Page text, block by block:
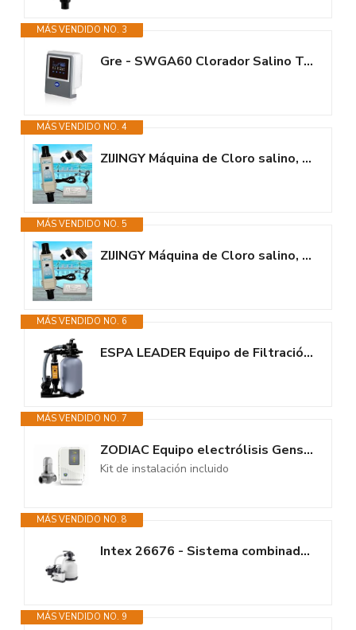
MÁS VENDIDO NO. 3
Gre - SWGA60 Clorador Salino Todo en Uno con Controlador de pH y Bomba...
MÁS VENDIDO NO. 4
ZIJINGY Máquina de Cloro salino, generador de Cloro SPA, electrolizador,...
MÁS VENDIDO NO. 5
ZIJINGY Máquina de Cloro salino, generador de Cloro SPA, electrolizador,...
MÁS VENDIDO NO. 6
ESPA LEADER Equipo de Filtración Bomba de Agua y Filtro Compact 300 +...
MÁS VENDIDO NO. 7
ZODIAC Equipo electrólisis Gensalt OE 10. WW000094
Kit de instalación incluido
MÁS VENDIDO NO. 8
Intex 26676 - Sistema combinado depuradora arena y clorador salino ECO 7...
MÁS VENDIDO NO. 9